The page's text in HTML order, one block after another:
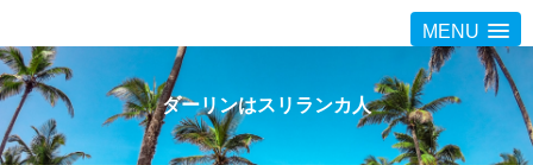
MENU
ダーリンはスリランカ人